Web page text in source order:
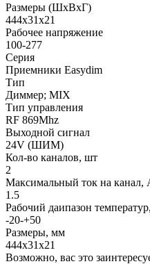
Размеры (ШxВxГ)
444x31x21
Рабочее напряжение
100-277
Серия
Приемники Easydim
Тип
Диммер; MIX
Тип управления
RF 869Mhz
Выходной сигнал
24V (ШИМ)
Кол-во каналов, шт
2
Максимальный ток на канал,
1.5
Рабочий даипазон
-20-+50
Размеры, мм
444x31x21
Возможно, вас это